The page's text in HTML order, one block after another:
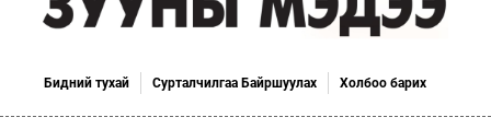
Бидний тухай Сурталчилгаа Байршуулах Холбоо барих